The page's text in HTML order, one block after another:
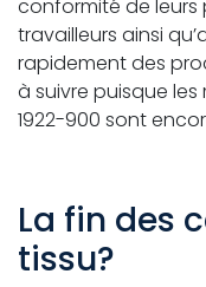
conformité de leurs
travailleurs ainsi
rapidement des
à suivre puisque
1922-900 sont
La fin des
tissu?